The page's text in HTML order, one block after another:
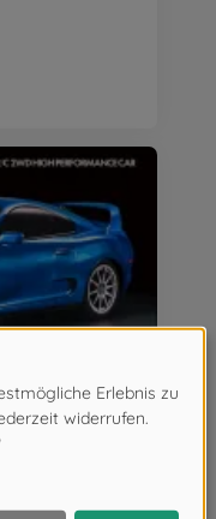
1:10 RC Toyota Supra (JZA80) BT-01 2WD